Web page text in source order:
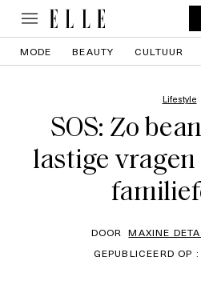
MODE BEAUTY CULTUUR
Lifestyle
SOS: Zo
lastige
DOOR MAXINE
GEPUBLICEERD